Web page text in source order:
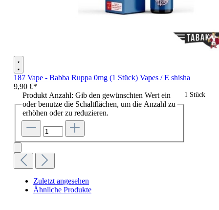
187 Vape - Babba Ruppa 0mg (1 Stück) Vapes / E shisha
9,90 €*
1 Stück
Produkt Anzahl: Gib den gewünschten Wert ein
oder benutze die Schaltflächen, um die Anzahl zu
erhöhen oder zu reduzieren.
Zuletzt angesehen
Ähnliche Produkte